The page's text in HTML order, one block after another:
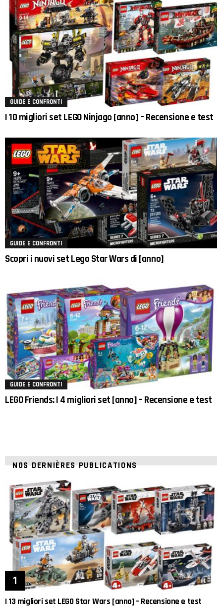
GUIDE E CONFRONTI
I 10 migliori set LEGO Ninjago [anno] – Recensione e test
GUIDE E CONFRONTI
Scopri i nuovi set Lego Star Wars di [anno]
GUIDE E CONFRONTI
LEGO Friends: I 4 migliori set [anno] – Recensione e test
NOS DERNIÈRES PUBLICATIONS
I 13 migliori set LEGO Star Wars [anno] – Recensione e test